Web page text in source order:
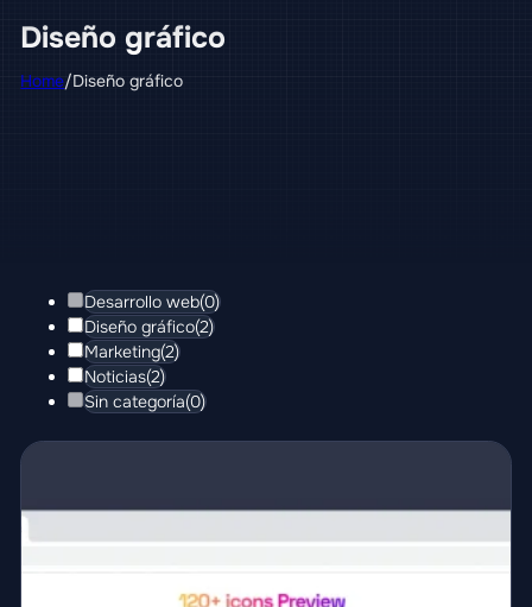
Diseño gráfico
Home/Diseño gráfico
Desarrollo web(0)
Diseño gráfico(2)
Marketing(2)
Noticias(2)
Sin categoría(0)